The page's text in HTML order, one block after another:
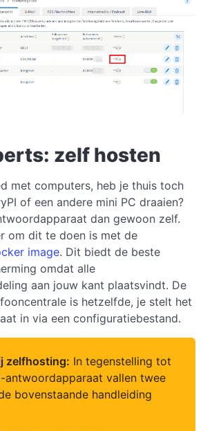
zelf hosten
met computers, heb je thuis toch
of een andere mini PC draaien?
dan gewoon zelf.
om dit te doen is met de
image. Dit biedt de beste
omdat alle
aan jouw kant plaatsvindt. De
is hetzelfde, je stelt het
in via een configuratiebestand.
zelfhosting: In tegenstelling tot
antwoordapparaat vallen twee
bovenstaande handleiding